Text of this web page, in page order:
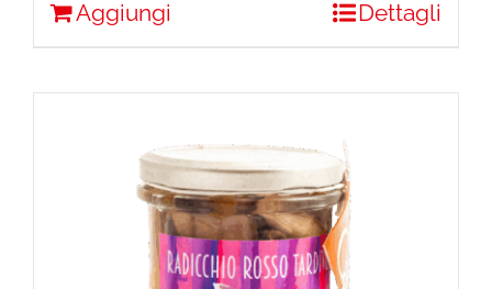
Aggiungi Dettagli